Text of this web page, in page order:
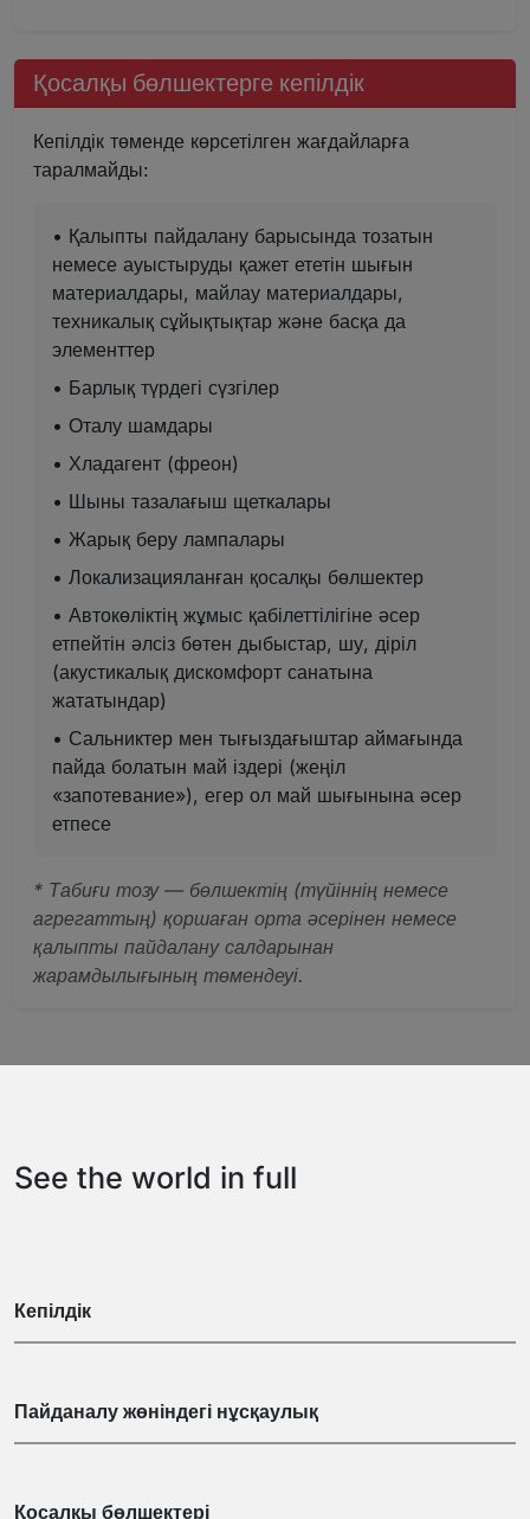
Қосалқы бөлшектерге кепілдік
Кепілдік төменде көрсетілген жағдайларға
таралмайды:
• Қалыпты пайдалану барысында тозатын
немесе ауыстыруды қажет ететін шығын
материалдары, майлау материалдары,
техникалық сұйықтықтар және басқа да
элементтер
• Барлық түрдегі сүзгілер
• Оталу шамдары
• Хладагент (фреон)
• Шыны тазалағыш щеткалары
• Жарық беру лампалары
• Локализацияланған қосалқы бөлшектер
• Автокөліктің жұмыс қабілеттілігіне әсер
етпейтін әлсіз бөтен дыбыстар, шу, діріл
(акустикалық дискомфорт санатына
жататындар)
• Сальниктер мен тығыздағыштар аймағында
пайда болатын май іздері (жеңіл
«запотевание»), егер ол май шығынына әсер
етпесе
* Табиғи тозу — бөлшектің (түйіннің немесе
агрегаттың) қоршаған орта әсерінен немесе
қалыпты пайдалану салдарынан
жарамдылығының төмендеуі.
See the world in full
Кепілдік
Пайданалу жөніндегі нұсқаулық
Қосалқы бөлшектері